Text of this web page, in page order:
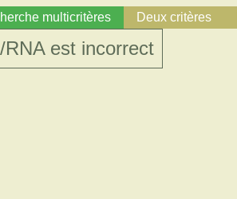
multicritères Deux critères
est incorrect